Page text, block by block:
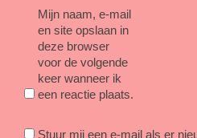
Mijn naam, e-mail
en site opslaan in
deze browser
voor de volgende
keer wanneer ik
een reactie plaats.
Stuur mij een e-mail als er